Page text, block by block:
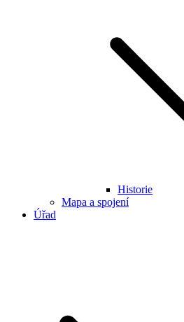
Historie
Mapa a spojení
Úřad